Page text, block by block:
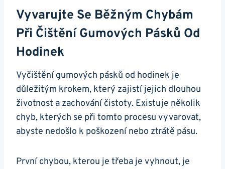
Vyvarujte Se Běžným Chybám
Při Čištění Gumových Pásků Od
Hodinek
Vyčištění gumových pásků od hodinek je
důležitým krokem, který ​zajistí jejich dlouhou⁢
životnost a zachování čistoty. Existuje několik
chyb, kterých⁤ se‌ při​ tomto procesu vyvarovat,
abyste nedošlo k poškození nebo ztrátě pásu.
První chybou, kterou je třeba ‌je vyhnout, je